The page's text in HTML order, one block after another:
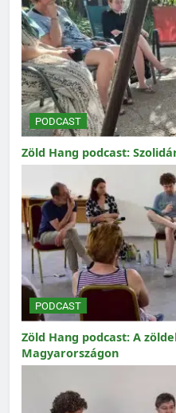
PODCAST
Zöld Hang podcast:
PODCAST
Zöld Hang podcast: A
Magyarországon